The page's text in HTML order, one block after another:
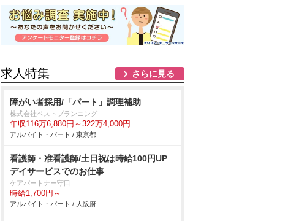
求人特集 さらに見る
障がい者採用/「パート」調理補助
株式会社ベストプランニング
年収116万6,880円～322万4,000円
アルバイト・パート / 東京都
看護師・准看護師/土日祝は時給100円UP
デイサービスでのお仕事
ケアパートナー守口
時給1,700円～
アルバイト・パート / 大阪府